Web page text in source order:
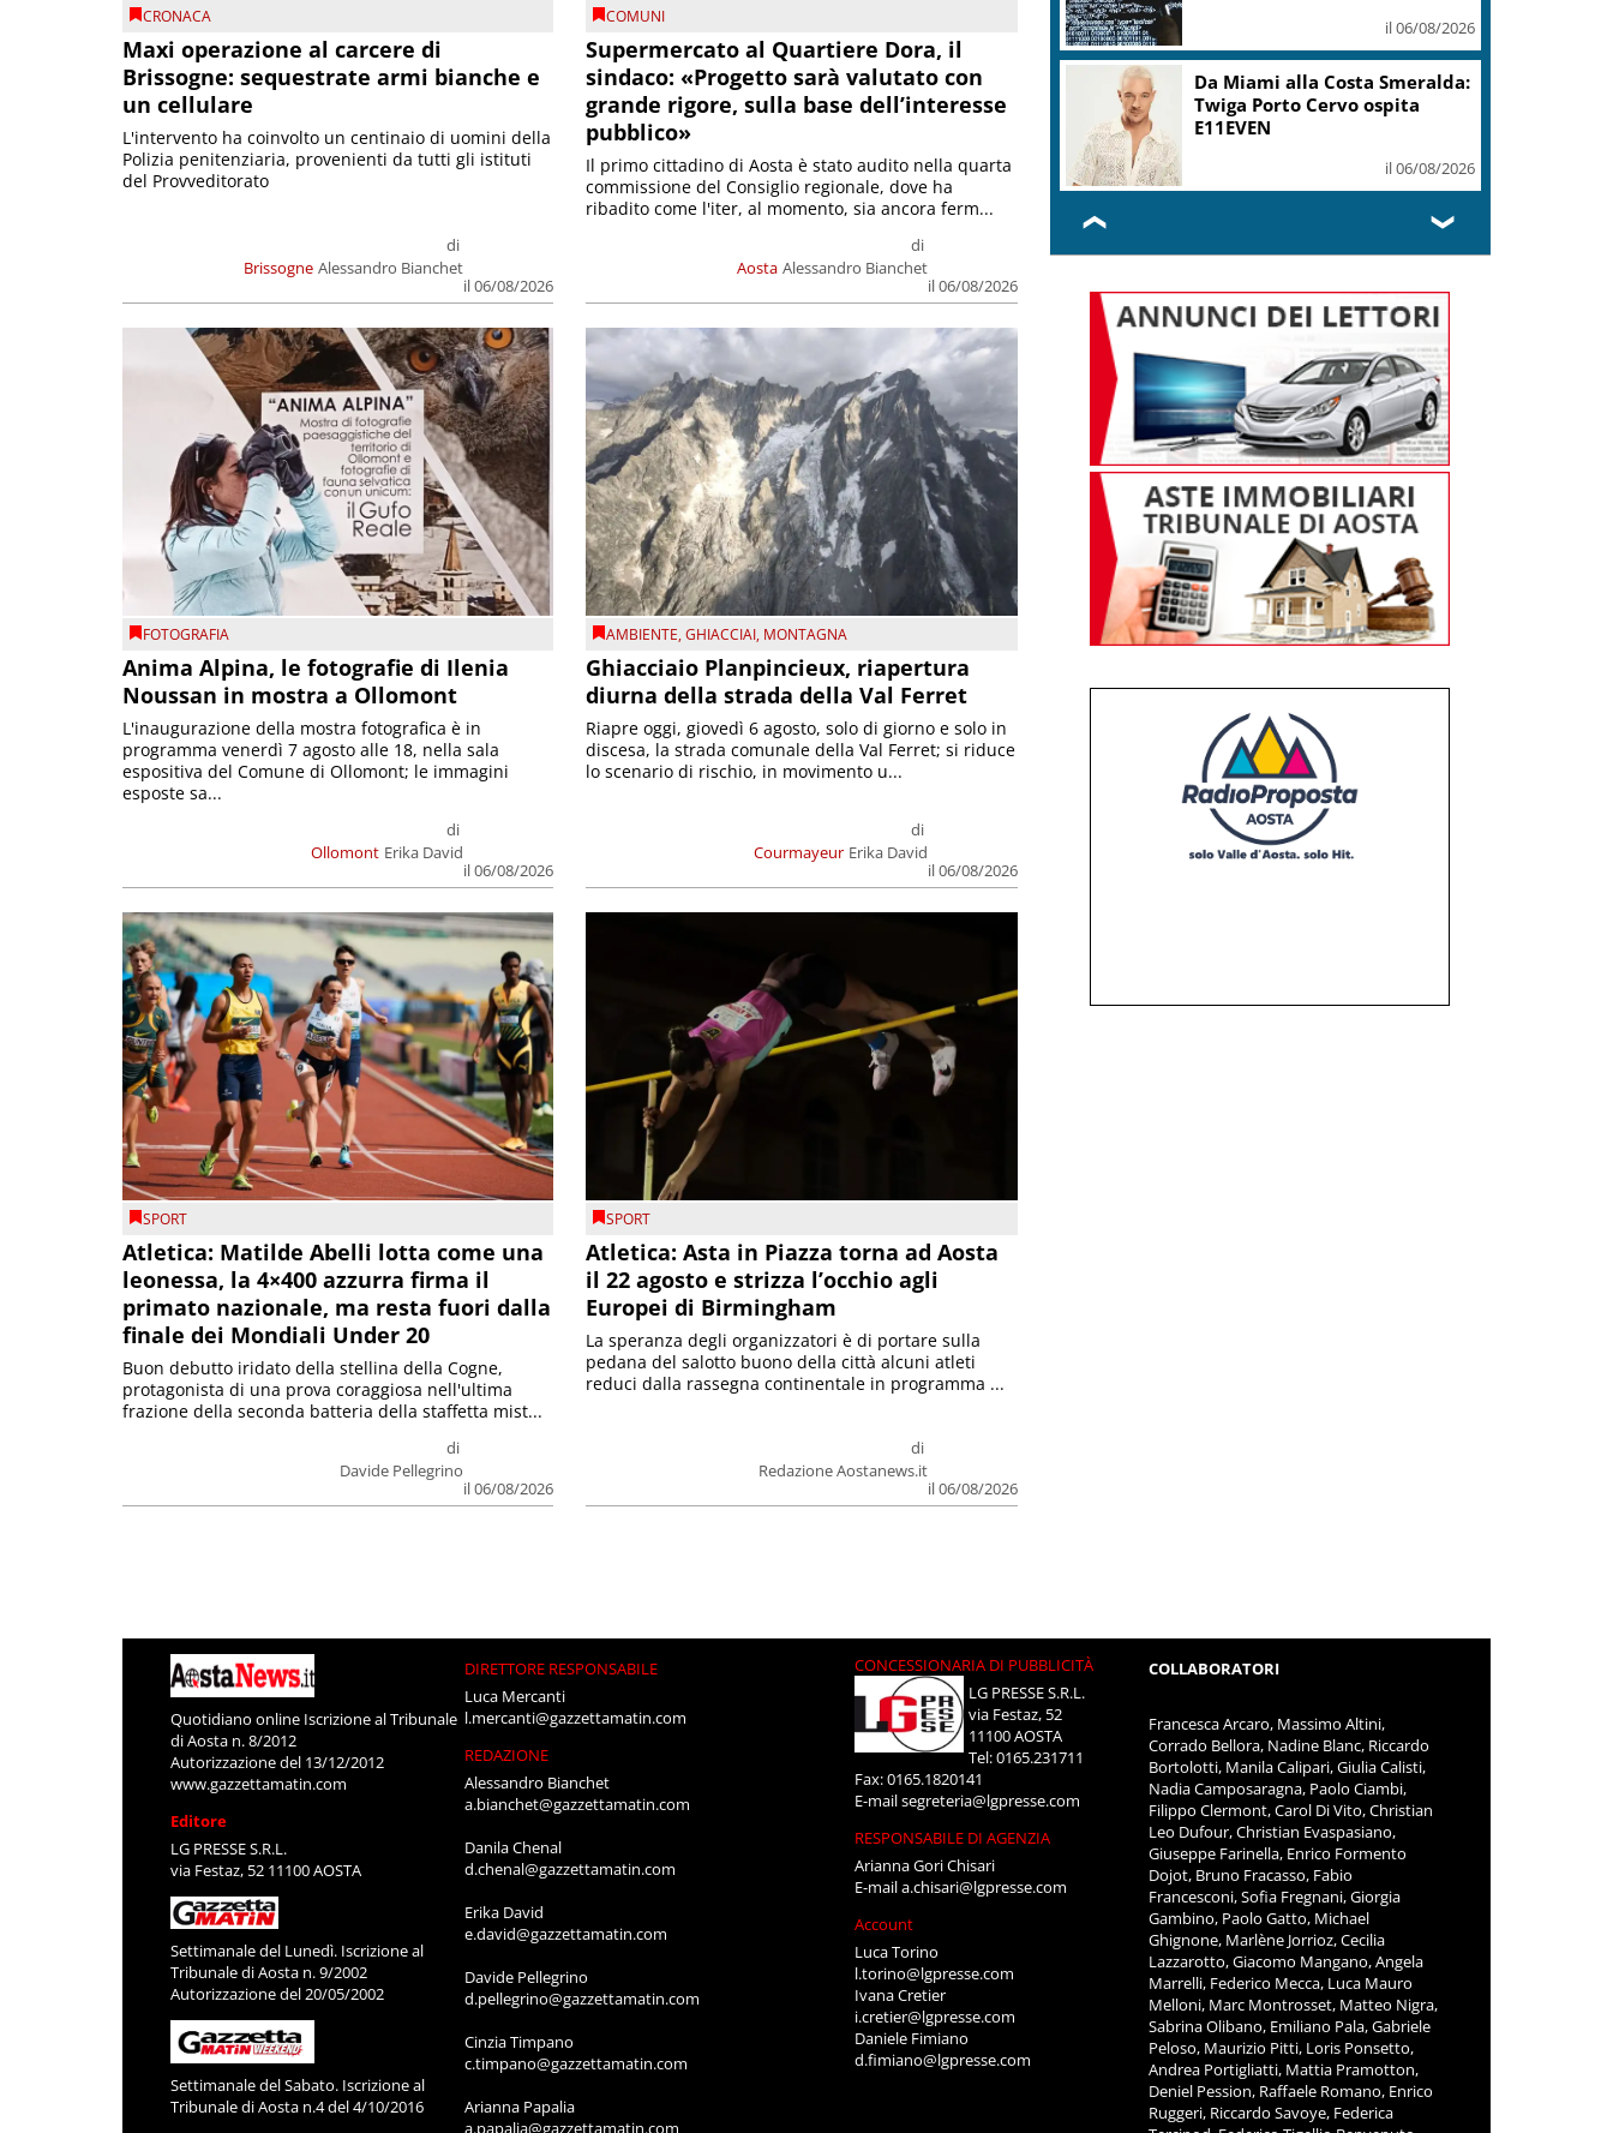
CRONACA
Maxi operazione al carcere di
Brissogne: sequestrate armi bianche e
un cellulare
Brissogne
di
Alessandro Bianchet
il 06/08/2026
L'intervento ha coinvolto un centinaio di uomini della
Polizia penitenziaria, provenienti da tutti gli istituti
del Provveditorato
COMUNI
Supermercato al Quartiere Dora, il
sindaco: «Progetto sarà valutato con
grande rigore, sulla base dell’interesse
pubblico»
Aosta
di
Alessandro Bianchet
il 06/08/2026
Il primo cittadino di Aosta è stato audito nella quarta
commissione del Consiglio regionale, dove ha
ribadito come l'iter, al momento, sia ancora ferm...
FOTOGRAFIA
Anima Alpina, le fotografie di Ilenia
Noussan in mostra a Ollomont
Ollomont
di
Erika David
il 06/08/2026
L'inaugurazione della mostra fotografica è in
programma venerdì 7 agosto alle 18, nella sala
espositiva del Comune di Ollomont; le immagini
esposte sa...
AMBIENTE,GHIACCIAI, MONTAGNA
Ghiacciaio Planpincieux, riapertura
diurna della strada della Val Ferret
Courmayeur
di
Erika David
il 06/08/2026
Riapre oggi, giovedì 6 agosto, solo di giorno e solo in
discesa, la strada comunale della Val Ferret; si riduce
lo scenario di rischio, in movimento u...
SPORT
Atletica: Matilde Abelli lotta come una
leonessa, la 4×400 azzurra firma il
primato nazionale, ma resta fuori dalla
finale dei Mondiali Under 20
di
Davide Pellegrino
il 06/08/2026
Buon debutto iridato della stellina della Cogne,
protagonista di una prova coraggiosa nell'ultima
frazione della seconda batteria della staffetta mist...
SPORT
Atletica: Asta in Piazza torna ad Aosta
il 22 agosto e strizza l’occhio agli
Europei di Birmingham
di
Redazione Aostanews.it
il 06/08/2026
La speranza degli organizzatori è di portare sulla
pedana del salotto buono della città alcuni atleti
reduci dalla rassegna continentale in programma ...
il 06/08/2026
Sogin: in 2025 utile balza oltre
2,5 mln, decommissioning al
il 06/08/2026
Quotidiano online Iscrizione al Tribunale
di Aosta n. 8/2012
Autorizzazione del 13/12/2012
www.gazzettamatin.com
Editore
LG PRESSE S.R.L.
via Festaz, 52 11100 AOSTA
Settimanale del Lunedì. Iscrizione al
Tribunale di Aosta n. 9/2002
Autorizzazione del 20/05/2002
Settimanale del Sabato. Iscrizione al
Tribunale di Aosta n.4 del 4/10/2016
DIRETTORE RESPONSABILE
Luca Mercanti
l.mercanti@gazzettamatin.com
REDAZIONE
Alessandro Bianchet
a.bianchet@gazzettamatin.com
Danila Chenal
d.chenal@gazzettamatin.com
Erika David
e.david@gazzettamatin.com
Davide Pellegrino
d.pellegrino@gazzettamatin.com
Cinzia Timpano
c.timpano@gazzettamatin.com
Arianna Papalia
a.papalia@gazzettamatin.com
CONCESSIONARIA DI PUBBLICITÀ
LG PRESSE S.R.L.
via Festaz, 52
11100 AOSTA
Tel: 0165.231711
Fax: 0165.1820141
E-mailsegreteria@lgpresse.com
RESPONSABILE DI AGENZIA
Arianna Gori Chisari
E-maila.chisari@lgpresse.com
Account
Luca Torino
l.torino@lgpresse.com
Ivana Cretier
i.cretier@lgpresse.com
Daniele Fimiano
d.fimiano@lgpresse.com
COLLABORATORI
Francesca Arcaro, Massimo Altini,
Corrado Bellora, Nadine Blanc, Riccardo
Bortolotti, Manila Calipari, Giulia Calisti,
Nadia Camposaragna, Paolo Ciambi,
Filippo Clermont, Carol Di Vito, Christian
Leo Dufour, Christian Evaspasiano,
Giuseppe Farinella, Enrico Formento
Dojot, Bruno Fracasso, Fabio
Francesconi, Sofia Fregnani, Giorgia
Gambino, Paolo Gatto, Michael
Ghignone, Marlène Jorrioz, Cecilia
Lazzarotto, Giacomo Mangano, Angela
Marrelli, Federico Mecca, Luca Mauro
Melloni, Marc Montrosset, Matteo Nigra,
Sabrina Olibano, Emiliano Pala, Gabriele
Peloso, Maurizio Pitti, Loris Ponsetto,
Andrea Portigliatti, Mattia Pramotton,
Deniel Pession, Raffaele Romano, Enrico
Ruggeri, Riccardo Savoye, Federica